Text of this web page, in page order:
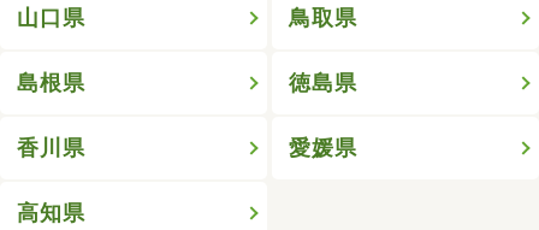
山口県 鳥取県
島根県 徳島県
香川県 愛媛県
高知県